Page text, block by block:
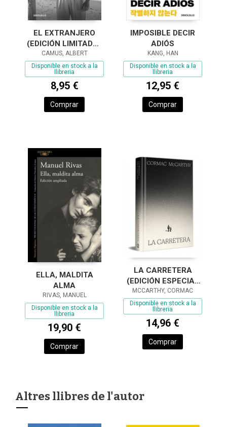
EL EXTRANJERO
(EDICIÓN LIMITADA ·
VERANO)
CAMUS, ALBERT
Disponible en stock a la
llibreria
8,95 €
Comprar
IMPOSIBLE DECIR
ADIÓS
KANG, HAN
Disponible en stock a la
llibreria
12,95 €
Comprar
ELLA, MALDITA
ALMA
RIVAS, MANUEL
Disponible en stock a la
llibreria
19,90 €
Comprar
LA CARRETERA
(EDICIÓN ESPECIAL
EN TAPA DURA)
MCCARTHY, CORMAC
Disponible en stock a la
llibreria
14,96 €
Comprar
Altres llibres de l'autor